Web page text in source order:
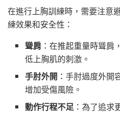
在進行上胸訓練時，需要注意
練效果和安全性：
聳肩 ：在推起重量時聳
低上胸肌的刺激。
手肘外開 ：手肘過度外開
增加受傷風險。
動作行程不足：為了追求